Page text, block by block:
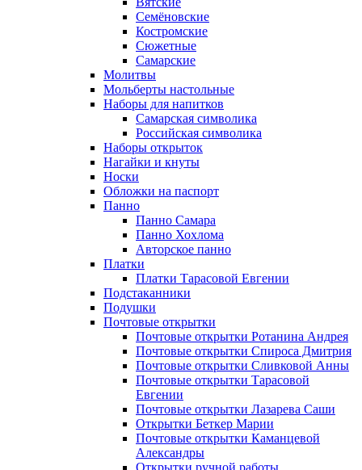
Семёновские
Костромские
Сюжетные
Самарские
Молитвы
Мольберты настольные
Наборы для напитков
Самарская символика
Российская символика
Наборы открыток
Нагайки и кнуты
Носки
Обложки на паспорт
Панно
Панно Самара
Панно Хохлома
Авторское панно
Платки
Платки Тарасовой Евгении
Подстаканники
Подушки
Почтовые открытки
Почтовые открытки Ротанина Андрея
Почтовые открытки Спироса Дмитрия
Почтовые открытки Сливковой Анны
Почтовые открытки Тарасовой
Евгении
Почтовые открытки Лазарева Саши
Открытки Беткер Марии
Почтовые открытки Каманцевой
Александры
Открытки ручной работы